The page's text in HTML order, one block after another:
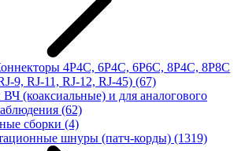
4P4C, 6P4C, 6P6C, 8P4C, 8P8C
9, RJ-11, RJ-12, RJ-45) (67)
(коаксиальные) и для аналогового
(62)
сборки (4)
шнуры (патч-корды) (1319)